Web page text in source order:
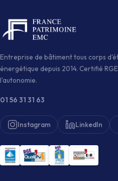
Entreprise de bâtiment tous corps
énergétique depuis 2014. Certifié
l'autonomie.
01 56 31 31 63
Instagram LinkedIn